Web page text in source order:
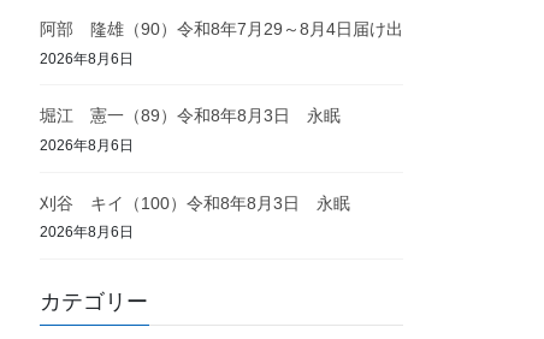
阿部 隆雄（90）令和8年7月29～8月4日届け出
2026年8月6日
堀江 憲一（89）令和8年8月3日 永眠
2026年8月6日
刈谷 キイ（100）令和8年8月3日 永眠
2026年8月6日
カテゴリー